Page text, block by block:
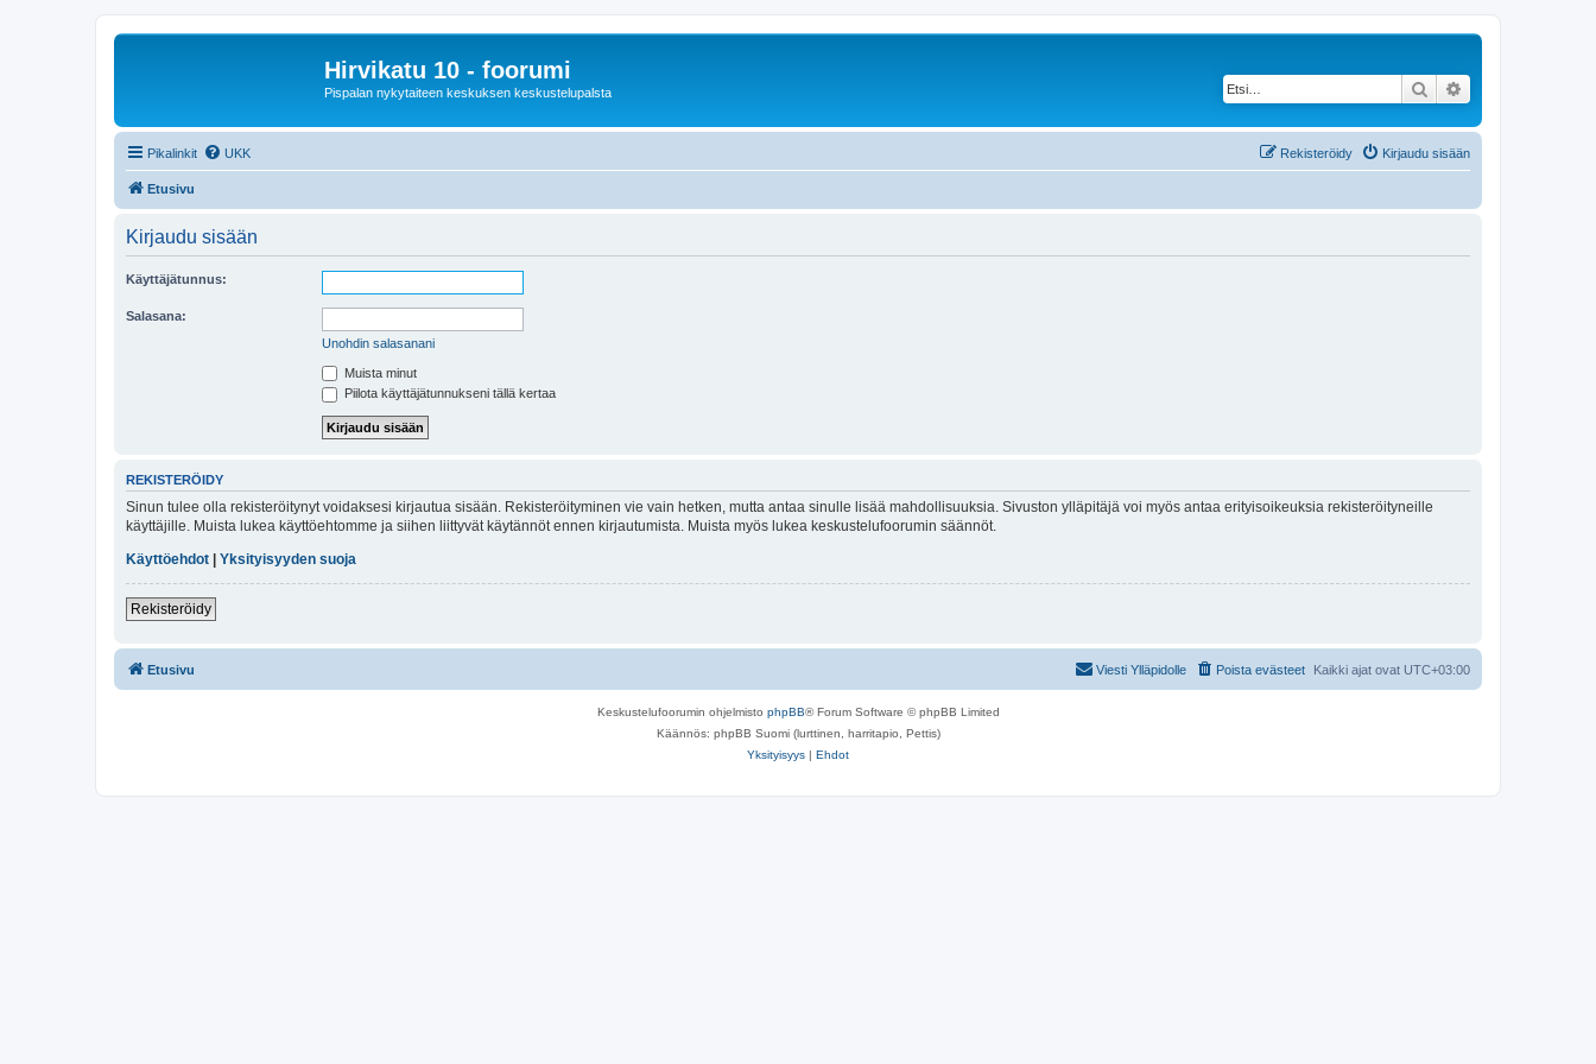
Hirvikatu 10 - foorumi
Pispalan nykytaiteen keskuksen keskustelupalsta Etsi
Pikalinkit UKK Kirjaudu sisään
Rekisteröidy
Etusivu
Kirjaudu sisään
Käyttäjätunnus:
Salasana:
Unohdin salasanani
Muista minut
Piilota käyttäjätunnukseni tällä kertaa
REKISTERÖIDY
Sinun tulee olla rekisteröitynyt voidaksesi kirjautua sisään. Rekisteröityminen vie vain hetken, mutta antaa sinulle lisää mahdollisuuksia. Sivuston ylläpitäjä voi myös antaa erityisoikeuksia rekisteröityneille
käyttäjille. Muista lukea käyttöehtomme ja siihen liittyvät käytännöt ennen kirjautumista. Muista myös lukea keskustelufoorumin säännöt.
Käyttöehdot
Yksityisyyden suoja
Rekisteröidy
Etusivu Kaikki ajat ovat UTC+03:00
Poista evästeet
Viesti Ylläpidolle
Keskustelufoorumin ohjelmisto phpBB® Forum Software © phpBB Limited
Käännös: phpBB Suomi (lurttinen, harritapio, Pettis)
Yksityisyys | Ehdot